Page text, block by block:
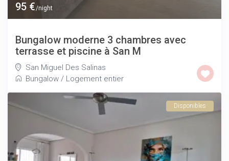
95 €/night
Bungalow moderne 3 chambres avec
terrasse et piscine à San M
San Miguel Des Salinas
Bungalow / Logement entier
Disponibles